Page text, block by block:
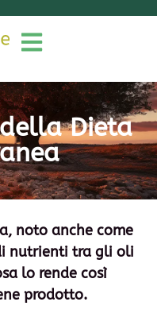
Dieta
noto anche come
nutrienti tra gli oli
lo rende così
prodotto.